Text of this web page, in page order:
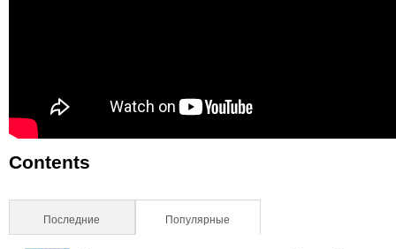
Contents
Последние Популярные